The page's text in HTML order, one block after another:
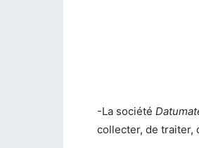
-La société
collecter, de traiter,